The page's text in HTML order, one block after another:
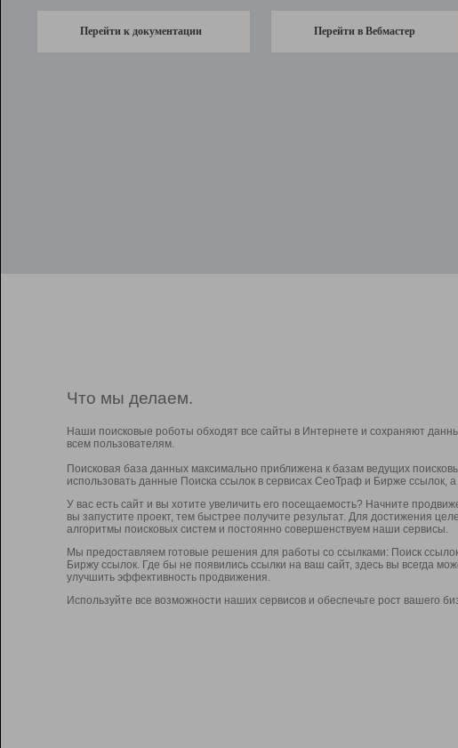
Перейти к документации Перейти в Вебмастер
Что мы делаем.
Наши поисковые роботы обходят все сайты в Интернете и сохраняют
всем пользователям.
Поисковая база данных максимально приближена к базам ведущих
использовать данные Поиска ссылок в сервисах СеоТраф и Бирже ссылок, а
У вас есть сайт и вы хотите увеличить его посещаемость? Начните
вы запустите проект, тем быстрее получите результат. Для достижения
алгоритмы поисковых систем и постоянно совершенствуем наши сервисы.
Мы предоставляем готовые решения для работы со ссылками: Поиск
Биржу ссылок. Где бы не появились ссылки на ваш сайт, здесь вы всегда
улучшить эффективность продвижения.
Используйте все возможности наших сервисов и обеспечьте рост вашего